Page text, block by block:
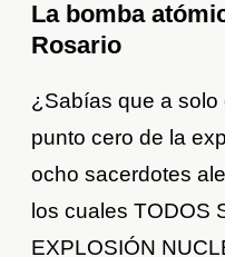
La bomba
Rosario
¿Sabías que a solo
punto cero de la
ocho sacerdotes
los cuales TODOS
EXPLOSIÓN